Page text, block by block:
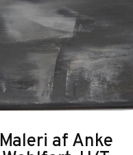
Maleri af Anke